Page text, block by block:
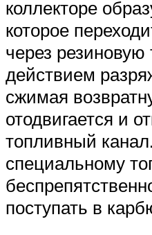
коллекторе
которое
через резиновую
действием
сжимая
отодвигается и
топливный
специальному
поступать в